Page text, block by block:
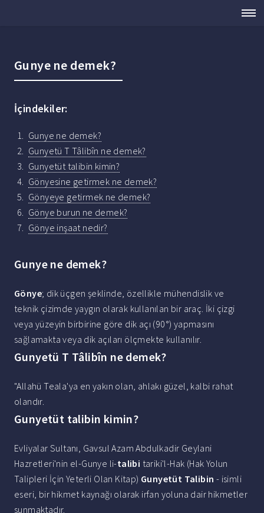
Gunye ne demek?
İçindekiler:
Gunye ne demek?
Gunyetü T Tâlibîn ne demek?
Gunyetüt talibin kimin?
Gönyesine getirmek ne demek?
Gönyeye getirmek ne demek?
Gönye burun ne demek?
Gönye inşaat nedir?
Gunye ne demek?
Gönye; dik üçgen şeklinde, özellikle mühendislik ve
teknik çizimde yaygın olarak kullanılan bir araç. İki çizgi
veya yüzeyin birbirine göre dik açı (90°) yapmasını
sağlamakta veya dik açıları ölçmekte kullanılır.
Gunyetü T Tâlibîn ne demek?
"Allahü Teala'ya en yakın olan, ahlakı güzel, kalbi rahat
olandır.
Gunyetüt talibin kimin?
Evliyalar Sultanı, Gavsul Azam Abdulkadir Geylani
Hazretleri'nin el-Gunye li-talibi tariki'l-Hak (Hak Yolun
Talipleri İçin Yeterli Olan Kitap) Gunyetüt Talibin - isimli
eseri, bir hikmet kaynağı olarak irfan yoluna dair hikmetler
sunmaktadır.